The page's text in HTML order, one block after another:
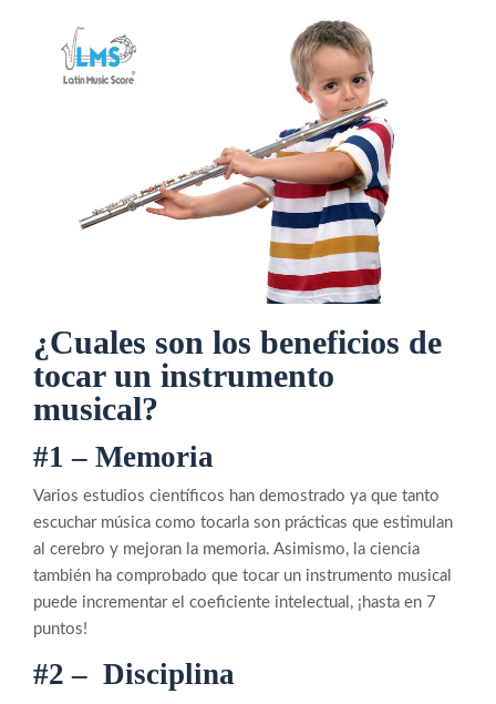
¿Cuales son los beneficios de
tocar un instrumento
musical?
#1 – Memoria
Varios estudios científicos han demostrado ya que tanto
escuchar música como tocarla son prácticas que estimulan
al cerebro y mejoran la memoria. Asimismo, la ciencia
también ha comprobado que tocar un instrumento musical
puede incrementar el coeficiente intelectual, ¡hasta en 7
puntos!
#2 – Disciplina